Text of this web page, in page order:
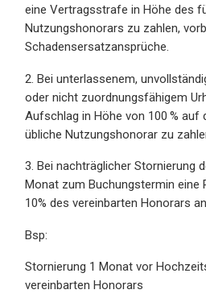
eine Vertragsstrafe in Höhe des
Nutzungshonorars zu zahlen,
Schadensersatzansprüche.
2. Bei unterlassenem,
oder nicht zuordnungsfähigem
Aufschlag in Höhe von 100 % auf
übliche Nutzungshonorar zu
3. Bei nachträglicher Stornierung
Monat zum Buchungstermin eine
10% des vereinbarten Honorars
Bsp:
Stornierung 1 Monat vor
vereinbarten Honorars